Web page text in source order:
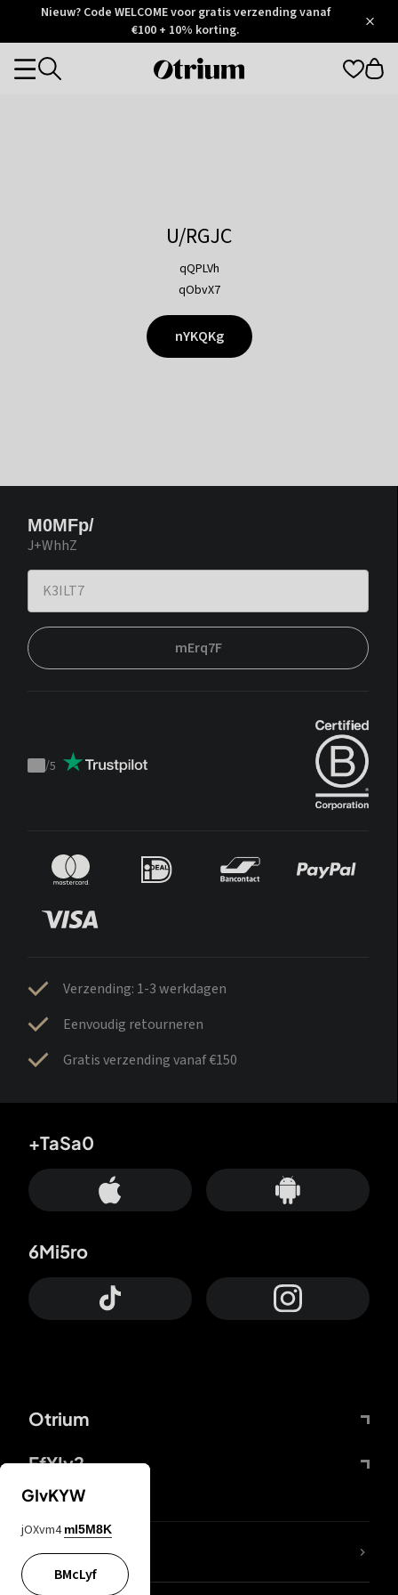
Otrium
Trustpilot
Nieuw? Code WELCOME voor gratis verzending vanaf
€100 + 10% korting.
Otrium
Categories
U/RGJC
qQPLVh
qObvX7
nYKQKg
M0MFp/
J+WhhZ
mErq7F
Trustpilot
/5
Verzending: 1-3 werkdagen
Eenvoudig retourneren
Gratis verzending vanaf €150
Otrium
FfYIy2
+TaSa0
6Mi5ro
KIjvtr
GIvKYW
jOXvm4 mI5M8K
BMcLyf